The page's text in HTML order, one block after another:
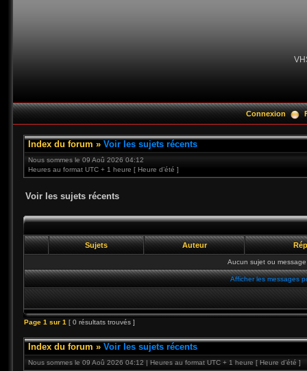
Connexion
Index du forum » Voir les sujets récents
Nous sommes le 09 Aoû 2026 04:12
Heures au format UTC + 1 heure [ Heure d’été ]
Voir les sujets récents
Sujets Auteur
Aucun sujet ou
Afficher les messages
Page 1 sur 1 [ 0 résultats trouvés ]
Index du forum » Voir les sujets récents
Nous sommes le 09 Aoû 2026 04:12 | Heures au format UTC + 1 heure [ Heure d’été ]